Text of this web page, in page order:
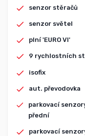
senzor stěračů
senzor světel
plní 'EURO VI'
9 rychlostních
isofix
aut. převodovka
parkovací
přední
parkovací